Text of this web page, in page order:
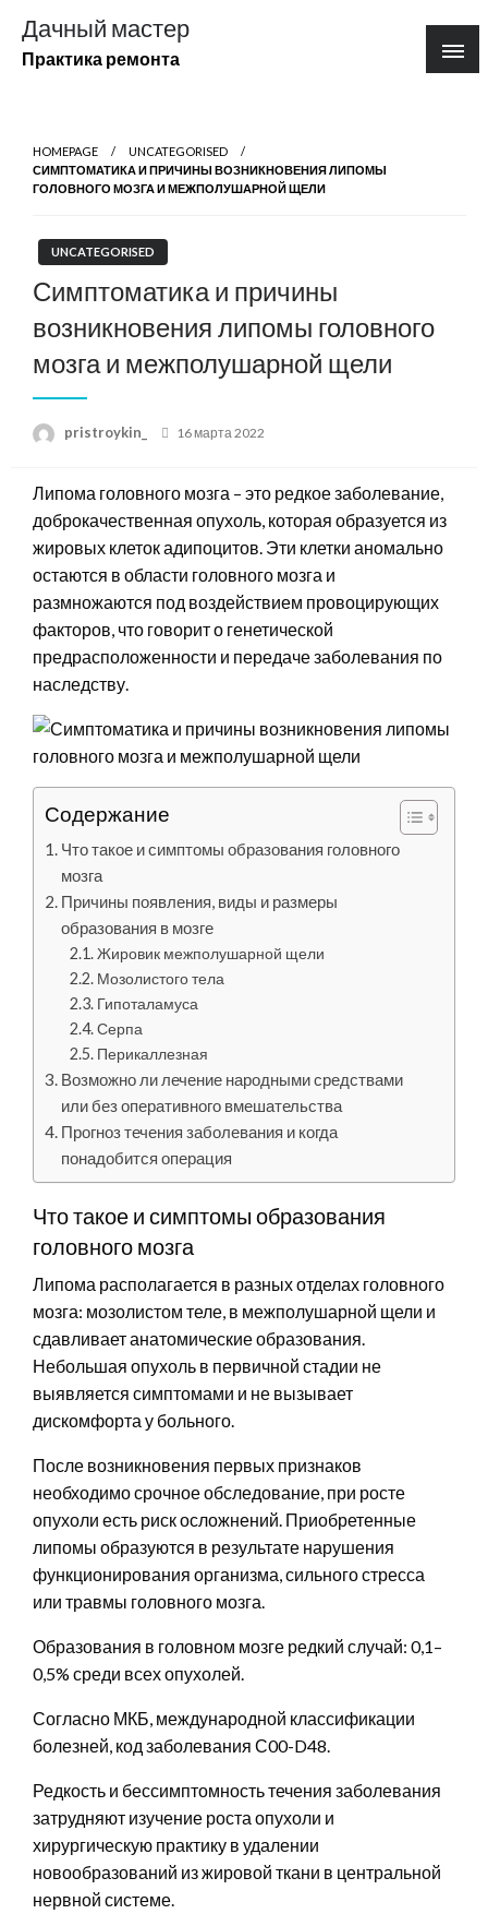
содержимому
Дачный мастер
Практика ремонта
HOMEPAGE
UNCATEGORISED
СИМПТОМАТИКА И ПРИЧИНЫ ВОЗНИКНОВЕНИЯ ЛИПОМЫ
ГОЛОВНОГО МОЗГА И МЕЖПОЛУШАРНОЙ ЩЕЛИ
UNCATEGORISED
Симптоматика и причины
возникновения липомы головного
мозга и межполушарной щели
pristroykin_
Posted
16 марта 2022
Липома головного мозга – это редкое заболевание,
доброкачественная опухоль, которая образуется из
жировых клеток адипоцитов. Эти клетки аномально
остаются в области головного мозга и
размножаются под воздействием провоцирующих
факторов, что говорит о генетической
предрасположенности и передаче заболевания по
наследству.
Содержание
Что такое и симптомы образования головного
мозга
Причины появления, виды и размеры
образования в мозге
Жировик межполушарной щели
Мозолистого тела
Гипоталамуса
Серпа
Перикаллезная
Возможно ли лечение народными средствами
или без оперативного вмешательства
Прогноз течения заболевания и когда
понадобится операция
Что такое и симптомы образования
головного мозга
Липома располагается в разных отделах головного
мозга: мозолистом теле, в межполушарной щели и
сдавливает анатомические образования.
Небольшая опухоль в первичной стадии не
выявляется симптомами и не вызывает
дискомфорта у больного.
После возникновения первых признаков
необходимо срочное обследование, при росте
опухоли есть риск осложнений. Приобретенные
липомы образуются в результате нарушения
функционирования организма, сильного стресса
или травмы головного мозга.
Образования в головном мозге редкий случай: 0,1–
0,5% среди всех опухолей.
Согласно МКБ, международной классификации
болезней, код заболевания С00-D48.
Редкость и бессимптомность течения заболевания
затрудняют изучение роста опухоли и
хирургическую практику в удалении
новообразований из жировой ткани в центральной
нервной системе.